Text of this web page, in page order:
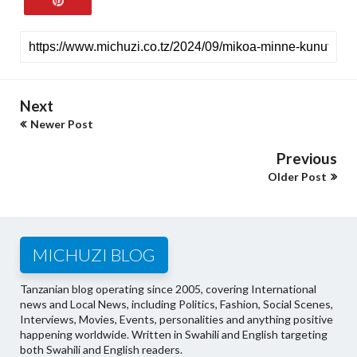
Next
Newer Post
Previous
Older Post
MICHUZI BLOG
Tanzanian blog operating since 2005, covering International
news and Local News, including Politics, Fashion, Social Scenes,
Interviews, Movies, Events, personalities and anything positive
happening worldwide. Written in Swahili and English targeting
both Swahili and English readers.